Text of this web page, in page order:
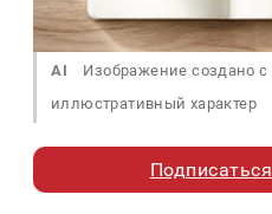
AI
Изображение создано
иллюстративный характер